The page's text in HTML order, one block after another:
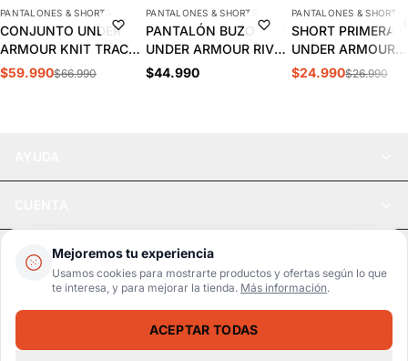
Mejoremos tu experiencia
Usamos cookies para mostrarte productos y ofertas según lo que
te interesa, y para mejorar la tienda. Más información.
ACEPTAR TODAS
-10%
PANTALONES & SHORTS
CONJUNTO UNDER
ARMOUR KNIT TRACK
SUIT HOMBRE
$59.990$66.990
NUEVO
PANTALONES & SHORTS
PANTALÓN BUZO
UNDER ARMOUR RIVAL
WOVEN HOMBRE |
$44.990
-7%
PANTALONES & SHORTS
SHORT PRIMERA
UNDER ARMOUR
HEATGEAR
$24.990$26.990
PRIMERA CAPA NIKE NEGRO CASUAL ADULTO 927206-100
LEGAL
Pago seguro SSL / Datos protegidos
Realsport © 2026